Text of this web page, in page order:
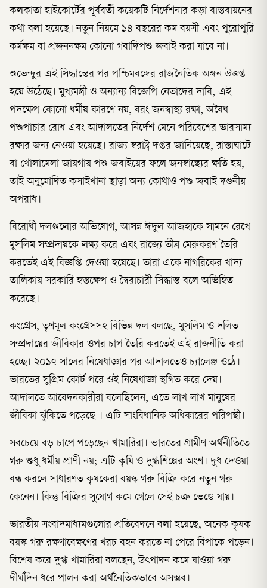
কলকাতা হাইকোর্টের পূর্ববর্তী কয়েকটি নির্দেশনার কড়া বাস্তবায়নের
কথা বলা হয়েছে। নতুন নিয়মে ১৪ বছরের কম বয়সী এবং পুরোপুরি
কর্মক্ষম বা প্রজননক্ষম কোনো গবাদিপশু জবাই করা যাবে না।
শুভেন্দুর এই সিদ্ধান্তের পর পশ্চিমবঙ্গের রাজনৈতিক অঙ্গন উত্তপ্ত
হয়ে উঠেছে। মুখ্যমন্ত্রী ও অন্যান্য বিজেপি নেতাদের দাবি, এই
পদক্ষেপ কোনো ধর্মীয় কারণে নয়, বরং জনস্বাস্থ্য রক্ষা, অবৈধ
পশুপাচার রোধ এবং আদালতের নির্দেশ মেনে পরিবেশের ভারসাম্য
রক্ষার জন্য নেওয়া হয়েছে। রাজ্য স্বরাষ্ট্র দপ্তর জানিয়েছে, রাস্তাঘাটে
বা খোলামেলা জায়গায় পশু জবাইয়ের ফলে জনস্বাস্থ্যের ক্ষতি হয়,
তাই অনুমোদিত কসাইখানা ছাড়া অন্য কোথাও পশু জবাই দণ্ডনীয়
অপরাধ।
বিরোধী দলগুলোর অভিযোগ, আসন্ন ঈদুল আজহাকে সামনে রেখে
মুসলিম সম্প্রদায়কে লক্ষ্য করে এবং রাজ্যে তীব্র মেরুকরণ তৈরি
করতেই এই বিজ্ঞপ্তি দেওয়া হয়েছে। তারা একে নাগরিকের খাদ্য
তালিকায় সরকারি হস্তক্ষেপ ও স্বৈরাচারী সিদ্ধান্ত বলে অভিহিত
করেছে।
কংগ্রেস, তৃণমূল কংগ্রেসসহ বিভিন্ন দল বলছে, মুসলিম ও দলিত
সম্প্রদায়ের জীবিকার ওপর চাপ তৈরি করতেই এই রাজনীতি করা
হচ্ছে। ২০১৭ সালের নিষেধাজ্ঞার পর আদালতেও চ্যালেঞ্জ ওঠে।
ভারতের সুপ্রিম কোর্ট পরে ওই নিষেধাজ্ঞা স্থগিত করে দেয়।
আদালতে আবেদনকারীরা বলেছিলেন, এতে লাখ লাখ মানুষের
জীবিকা ঝুঁকিতে পড়েছে । এটি সাংবিধানিক অধিকারের পরিপন্থী।
সবচেয়ে বড় চাপে পড়েছেন খামারিরা। ভারতের গ্রামীণ অর্থনীতিতে
গরু শুধু ধর্মীয় প্রাণী নয়; এটি কৃষি ও দুগ্ধশিল্পের অংশ। দুধ দেওয়া
বন্ধ করলে সাধারণত কৃষকেরা বয়স্ক গরু বিক্রি করে নতুন গরু
কেনেন। কিন্তু বিক্রির সুযোগ কমে গেলে সেই চক্র ভেঙে যায়।
ভারতীয় সংবাদমাধ্যমগুলোর প্রতিবেদনে বলা হয়েছে, অনেক কৃষক
বয়স্ক গরু রক্ষণাবেক্ষণের খরচ বহন করতে না পেরে বিপাকে পড়েন।
বিশেষ করে দুগ্ধ খামারিরা বলছেন, উৎপাদন কমে যাওয়া গরু
দীর্ঘদিন ধরে পালন করা অর্থনৈতিকভাবে অসম্ভব।